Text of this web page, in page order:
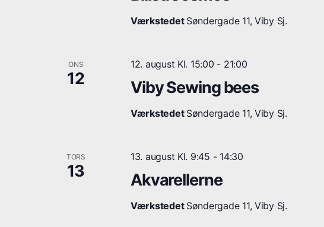
Værkstedet Søndergade 11, Viby Sj.
ONS
12
12. august Kl. 15:00 - 21:00
Viby Sewing bees
Værkstedet Søndergade 11, Viby Sj.
TORS
13
13. august Kl. 9:45 - 14:30
Akvarellerne
Værkstedet Søndergade 11, Viby Sj.